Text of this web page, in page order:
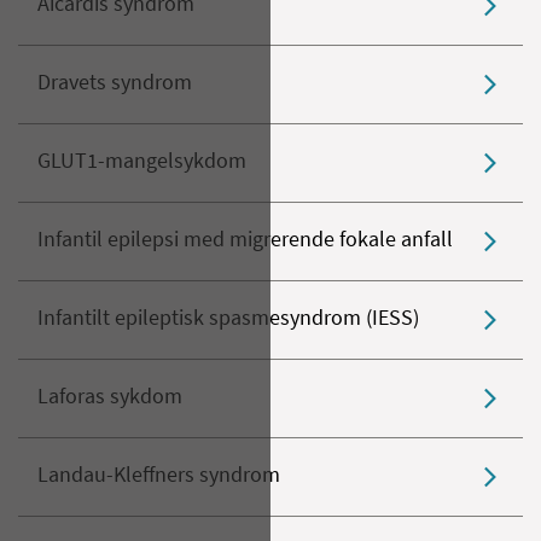
Aicardis syndrom
Dravets syndrom
GLUT1-mangelsykdom
Infantil epilepsi med migrerende fokale anfall
Infantilt epileptisk spasmesyndrom (IESS)
Laforas sykdom
Landau-Kleffners syndrom